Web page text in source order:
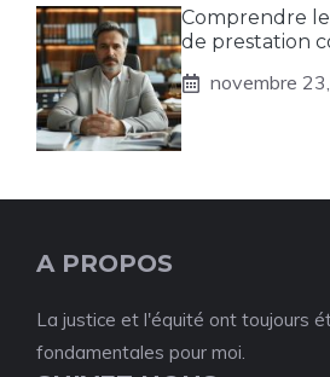
Comprendre
de prestation
novembre
A PROPOS
La justice et l'équité ont toujours
fondamentales pour moi.